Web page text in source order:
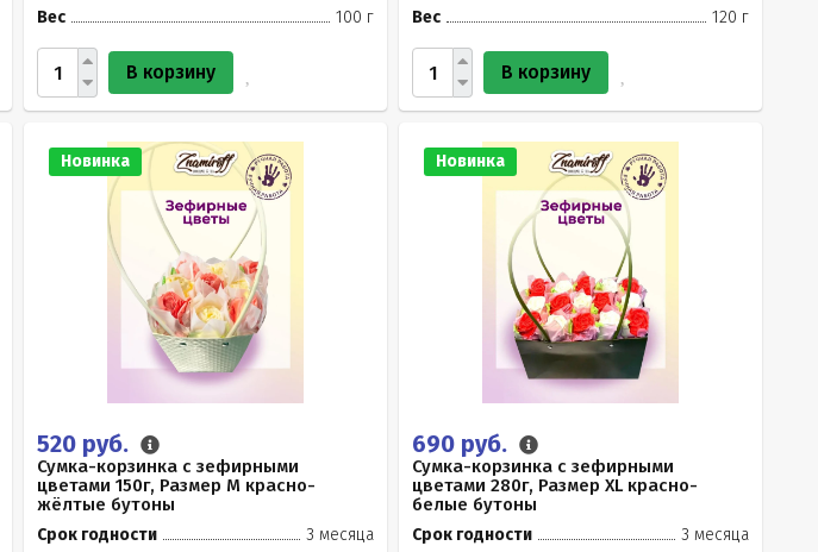
Вес
100 г
В корзину
Вес
120 г
В корзину
Новинка
520 руб.
Сумка-корзинка с зефирными
цветами 150г, Размер М красно-
жёлтые бутоны
Срок годности
3 месяца
Новинка
690 руб.
Сумка-корзинка с зефирными
цветами 280г, Размер XL красно-
белые бутоны
Срок годности
3 месяца